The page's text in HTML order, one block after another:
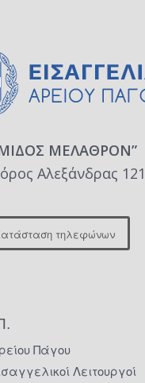
ΜΕΛΑΘΡΟΝ”
Αλεξάνδρας 121
τηλεφώνων
Πάγου
Λειτουργοί